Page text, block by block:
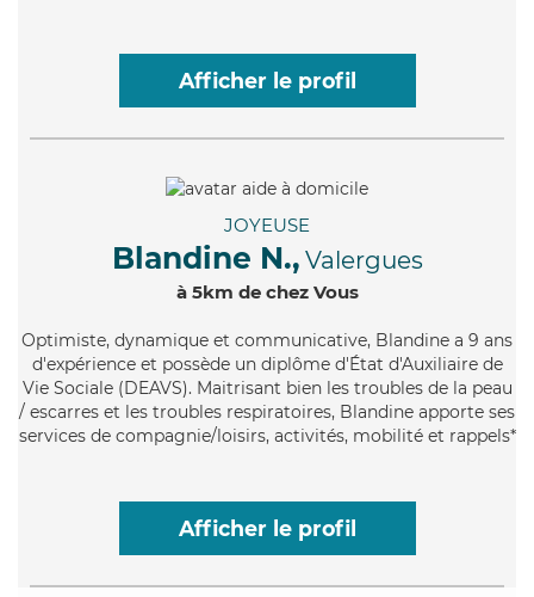
Afficher le profil
JOYEUSE
Blandine N., Valergues
à 5km de chez Vous
Optimiste, dynamique et communicative, Blandine a 9 ans
d'expérience et possède un diplôme d'État d'Auxiliaire de
Vie Sociale (DEAVS). Maitrisant bien les troubles de la peau
/ escarres et les troubles respiratoires, Blandine apporte ses
services de compagnie/loisirs, activités, mobilité et rappels*
Afficher le profil